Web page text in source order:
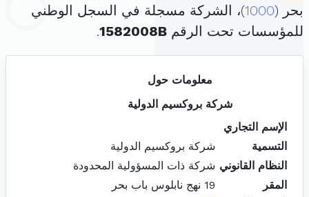
بحر (1000)، الشركة مسجلة في السجل الوطني
للمؤسسات تحت الرقم 1582008B
.
معلومات حول
شركة بروكسيم الدولية
الإسم التجاري
التسمية
شركة بروكسيم الدولية
النظام القانوني شركة ذات المسؤولية المحدودة
المقر
19 نهج نابلوس باب بحر